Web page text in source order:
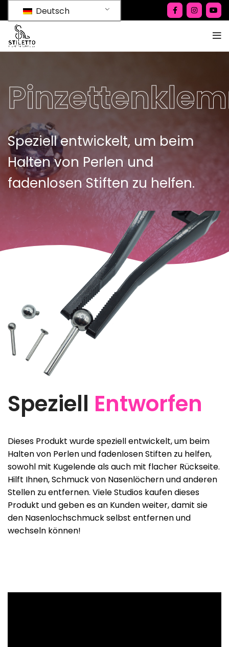
Deutsch
Speziell entwickelt, um beim
Halten von Perlen und
fadenlosen Stiften zu helfen.
Speziell Entworfen
Dieses Produkt wurde speziell entwickelt, um beim
Halten von Perlen und fadenlosen Stiften zu helfen,
sowohl mit Kugelende als auch mit flacher Rückseite.
Hilft Ihnen, Schmuck von Nasenlöchern und anderen
Stellen zu entfernen. Viele Studios kaufen dieses
Produkt und geben es an Kunden weiter, damit sie
den Nasenlochschmuck selbst entfernen und
wechseln können!